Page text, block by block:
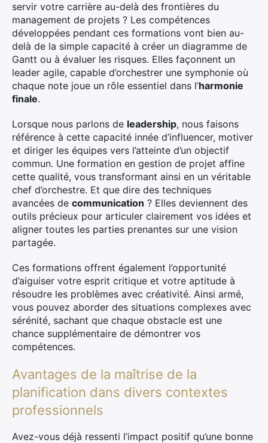
servir votre carrière au-delà des frontières du
management de projets ? Les compétences
développées pendant ces formations vont bien au-
delà de la simple capacité à créer un diagramme de
Gantt ou à évaluer les risques. Elles façonnent un
leader agile, capable d’orchestrer une symphonie où
chaque note joue un rôle essentiel dans l’harmonie
finale.
Lorsque nous parlons de leadership, nous faisons
référence à cette capacité innée d’influencer, motiver
et diriger les équipes vers l’atteinte d’un objectif
commun. Une formation en gestion de projet affine
cette qualité, vous transformant ainsi en un véritable
chef d’orchestre. Et que dire des techniques
avancées de communication ? Elles deviennent des
outils précieux pour articuler clairement vos idées et
aligner toutes les parties prenantes sur une vision
partagée.
Ces formations offrent également l’opportunité
d’aiguiser votre esprit critique et votre aptitude à
résoudre les problèmes avec créativité. Ainsi armé,
vous pouvez aborder des situations complexes avec
sérénité, sachant que chaque obstacle est une
chance supplémentaire de démontrer vos
compétences.
Avantages de la maîtrise de la
planification dans divers contextes
professionnels
Avez-vous déjà ressenti l’impact positif qu’une bonne